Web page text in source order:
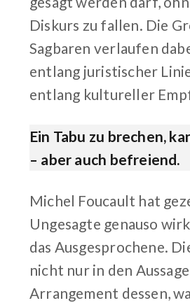
Diskurs zu fallen. Die
Sagbaren verlaufen
entlang juristischer
entlang kultureller
Ein Tabu zu brechen,
– aber auch befreiend.
Michel Foucault hat
Ungesagte genauso
das Ausgesprochene.
nicht nur in den
Arrangement dessen,